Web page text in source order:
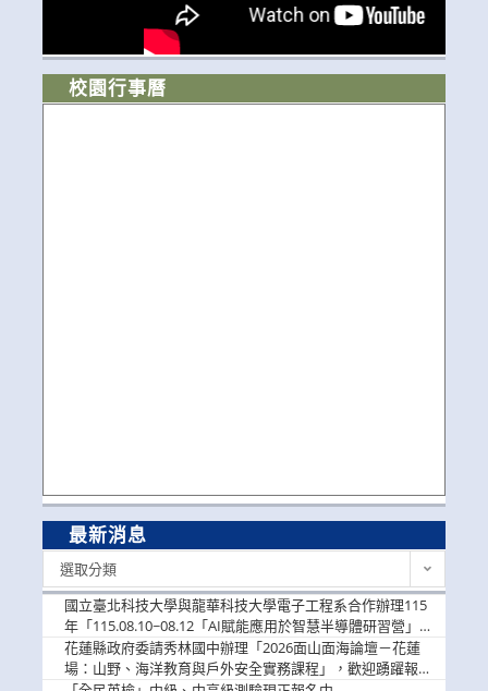
校園行事曆
最新消息
選取分類
國立臺北科技大學與龍華科技大學電子工程系合作辦理115
年「115.08.10~08.12「AI賦能應用於智慧半導體研習營」，
歡迎學生踴躍報名參加
花蓮縣政府委請秀林國中辦理「2026面山面海論壇－花蓮
場：山野、海洋教育與戶外安全實務課程」，歡迎踴躍報名